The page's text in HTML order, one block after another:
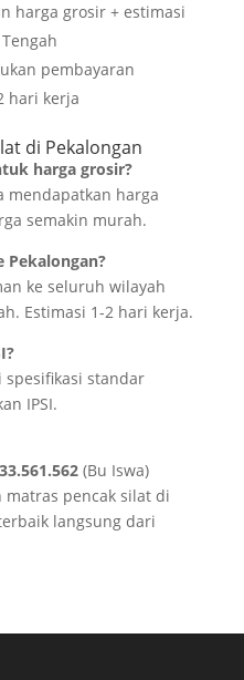
harga grosir + estimasi
pembayaran
hari kerja
di Pekalongan
harga grosir?
harga
semakin murah.
Pekalongan?
ke seluruh wilayah
Estimasi 1-2 hari kerja.
spesifikasi standar
IPSI.
(Bu Iswa)
pencak silat di
langsung dari